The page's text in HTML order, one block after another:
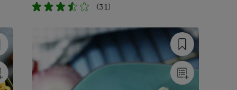
(31)